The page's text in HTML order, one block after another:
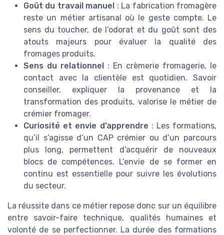
Goût du travail manuel : La fabrication fromagère
reste un métier artisanal où le geste compte. Le
sens du toucher, de l’odorat et du goût sont des
atouts majeurs pour évaluer la qualité des
fromages produits.
Sens du relationnel : En crèmerie fromagerie, le
contact avec la clientèle est quotidien. Savoir
conseiller, expliquer la provenance et la
transformation des produits, valorise le métier de
crémier fromager.
Curiosité et envie d’apprendre : Les formations,
qu’il s’agisse d’un CAP crémier ou d’un parcours
plus long, permettent d’acquérir de nouveaux
blocs de compétences. L’envie de se former en
continu est essentielle pour suivre les évolutions
du secteur.
La réussite dans ce métier repose donc sur un équilibre
entre savoir-faire technique, qualités humaines et
volonté de se perfectionner. La durée des formations